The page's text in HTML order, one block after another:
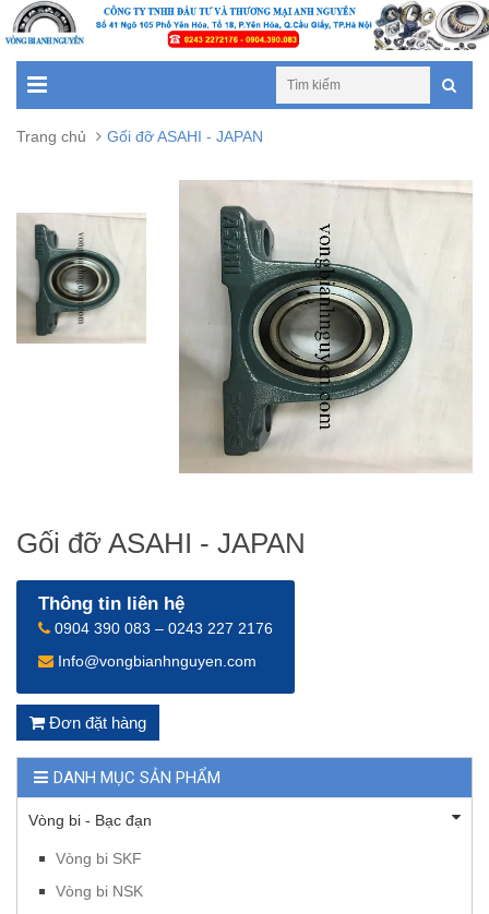
Trang chủ Gối đỡ ASAHI - JAPAN
Gối đỡ ASAHI - JAPAN
Thông tin liên hệ
0904 390 083 – 0243 227 2176
Info@vongbianhnguyen.com
Đơn đặt hàng
DANH MỤC SẢN PHẨM
Vòng bi - Bạc đạn
Vòng bi SKF
Vòng bi NSK